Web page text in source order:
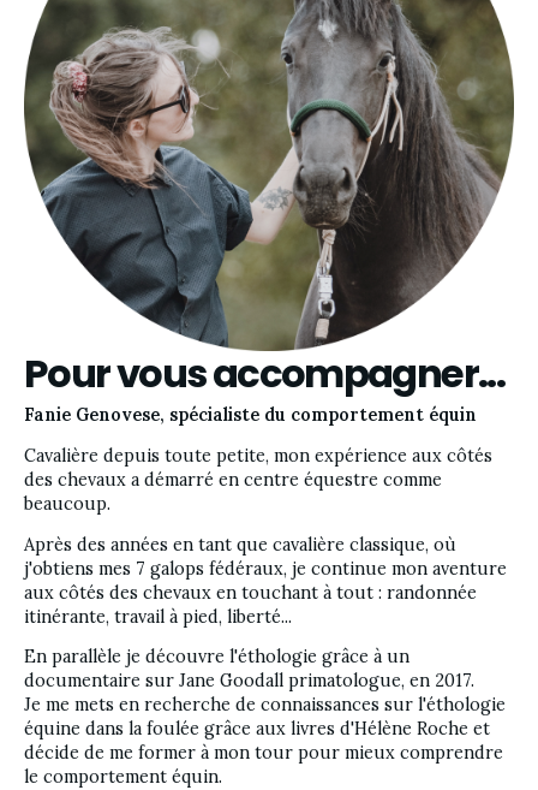
Pour vous accompagner...
Fanie Genovese, spécialiste du comportement équin
Cavalière depuis toute petite, mon expérience aux côtés
des chevaux a démarré en centre équestre comme
beaucoup.
Après des années en tant que cavalière classique, où
j'obtiens mes 7 galops fédéraux, je continue mon aventure
aux côtés des chevaux en touchant à tout : randonnée
itinérante, travail à pied, liberté...
En parallèle je découvre l'éthologie grâce à un
documentaire sur Jane Goodall primatologue, en 2017.
Je me mets en recherche de connaissances sur l'éthologie
équine dans la foulée grâce aux livres d'Hélène Roche et
décide de me former à mon tour pour mieux comprendre
le comportement équin.